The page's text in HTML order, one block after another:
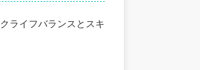
ライフバランスとスキ